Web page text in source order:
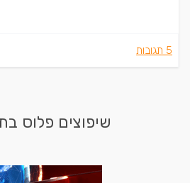
5 תגובות
שיפוצים פלוס